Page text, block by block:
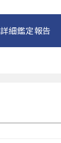
細鑑定報告